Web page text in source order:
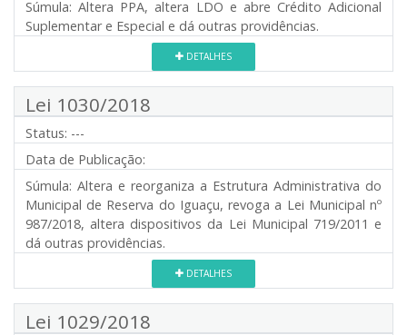
Súmula: Altera PPA, altera LDO e abre Crédito Adicional
Suplementar e Especial e dá outras providências.
DETALHES
Lei 1030/2018
Status: ---
Data de Publicação:
Súmula: Altera e reorganiza a Estrutura Administrativa do
Municipal de Reserva do Iguaçu, revoga a Lei Municipal nº
987/2018, altera dispositivos da Lei Municipal 719/2011 e
dá outras providências.
DETALHES
Lei 1029/2018